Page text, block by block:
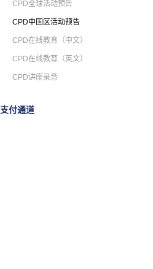
CPD全球活动预告
CPD中国区活动预告
CPD在线教育（中文）
CPD在线教育（英文）
CPD讲座录音
支付通道